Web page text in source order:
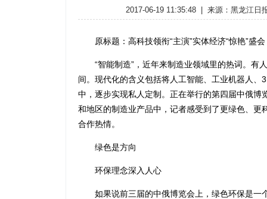
2017-06-19 11:35:48 来源： 黑龙江日
原标题：高科技领衔“主演”实体经济“惊艳”盛会
“智能制造”，近年来制造业领域里的热词。有人
间。现代化的含义包括将人工智能、工业机器人
中，逐步实现私人定制。正在举行的第四届中俄博
和地区的制造业产品中，记者感受到了更绿色、
合作热情。
绿色是方向
环保理念深入人心
如果说前三届的中俄博览会上，绿色环保是一